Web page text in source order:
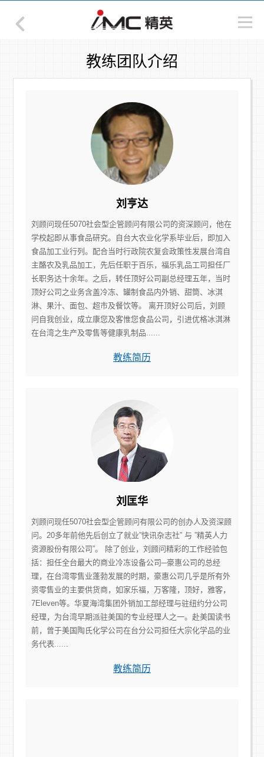
教练团队介绍
刘亨达
刘顾问现任5070社会型企管顾问有限公司的资深顾问，他在
学校起即从事食品研究。自台大农业化学系毕业后，即加入
食品加工业行列。配合当时行政院农复会政策性发展台湾自
主酪农及乳品加工，先后任职于百乐，福乐乳品工司担任厂
长职务达十余年。之后，转任顶好公司副总经理五年，当时
顶好公司之业务含盖冷冻、罐制食品内外销、甜筒、冰淇
淋、果汁、面包、超市及餐饮等。 离开顶好公司后，刘顾
问自我创业，成立康您及客惟您食品公司，引进优格冰淇淋
在台湾之生产及零售等健康乳制品......
教练简历
刘匡华
刘顾问现任5070社会型企管顾问有限公司的创办人及资深顾
问。20多年前他先后创立了就业”快讯杂志社” 与 ”精英人力
资源股份有限公司”。 除了创业，刘顾问精彩的工作经验包
括：担任全台最大的商业冷冻设备公司─豪惠公司的总经
理，在台湾零售业蓬勃发展的时期，豪惠公司几乎是所有外
资零售业的主要供货商，如家乐福，万客隆，顶好，雅客，
7Eleven等。华夏海湾集团外销加工部经理与驻纽约分公司
经理，为台湾早期派驻美国的专业经理人之一。赴美国读书
前，曾于美国陶氏化学公司在台分公司担任大宗化学品的业
务代表......
教练简历